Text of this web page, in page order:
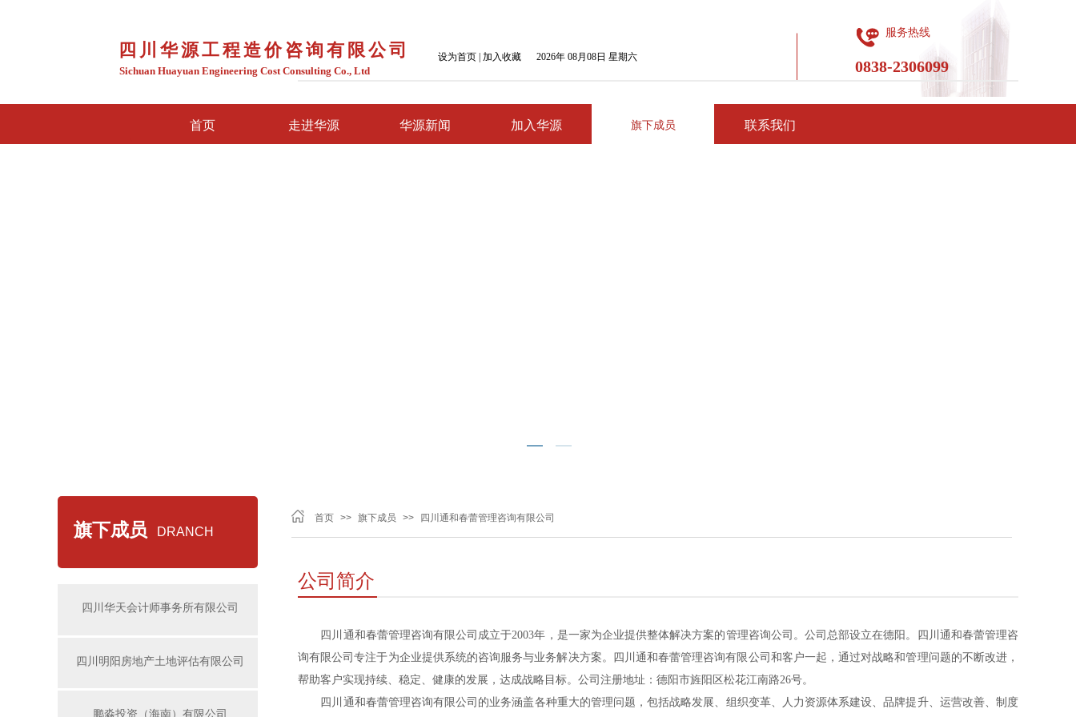
服务热线
四川华源工程造价咨询有限公司 2026年 08月08日 星期六
设为首页 | 加入收藏
0838-2306099
Sichuan Huayuan Engineering Cost Consulting Co., Ltd
首页 走进华源 华源新闻 加入华源 旗下成员 联系我们
首页 >> 旗下成员 >> 四川通和春蕾管理咨询有限公司
旗下成员 DRANCH
公司简介
四川华天会计师事务所有限公司
四川明阳房地产土地评估有限公司
鹏淼投资（海南）有限公司
四川通和春蕾管理咨询有限公司成立于2003年， 是一家为企业提供整体解决方案的管理咨询公司。公司总部设立在德阳。
四川通和春蕾管理咨
询有限公司专注于为企业提供系统的咨询服务与业务解决方案。 四川通和春蕾管理咨询有限公司 和客户一起，通过对战略和管理问题的不断改进，
帮助客户实现持续、稳定、健康的发展，达成战略目标。 公司注册地址：德阳市旌阳区松花江南路26号。
四川通和春蕾管理咨询有限公司的业务涵盖各种重大的管理问题，包括战略发展、组织变革、人力资源体系建设、品牌提升、运营改善、制度